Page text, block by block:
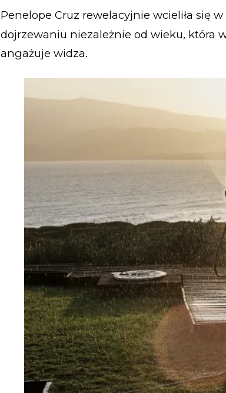
Penelope Cruz rewelacyjnie wcieliła się
dojrzewaniu niezależnie od wieku, która
angażuje widza.